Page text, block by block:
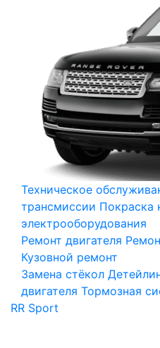
Техническое
трансмиссии Покраска
электрооборудования
Ремонт двигателя
Кузовной ремонт
Замена стёкол
двигателя Тормозная
RR Sport